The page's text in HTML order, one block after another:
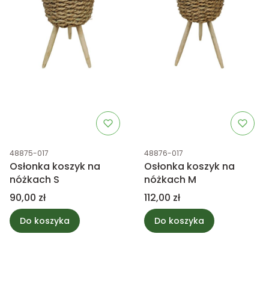
Kod produktu
48875-017
Osłonka koszyk na
nóżkach S
Cena
90,00 zł
Do koszyka
Kod produktu
48876-017
Osłonka koszyk na
nóżkach M
Cena
112,00 zł
Do koszyka